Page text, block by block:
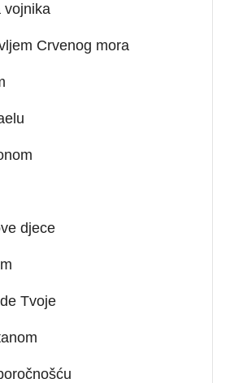
vojnika
Crvenog mora
djece
Tvoje